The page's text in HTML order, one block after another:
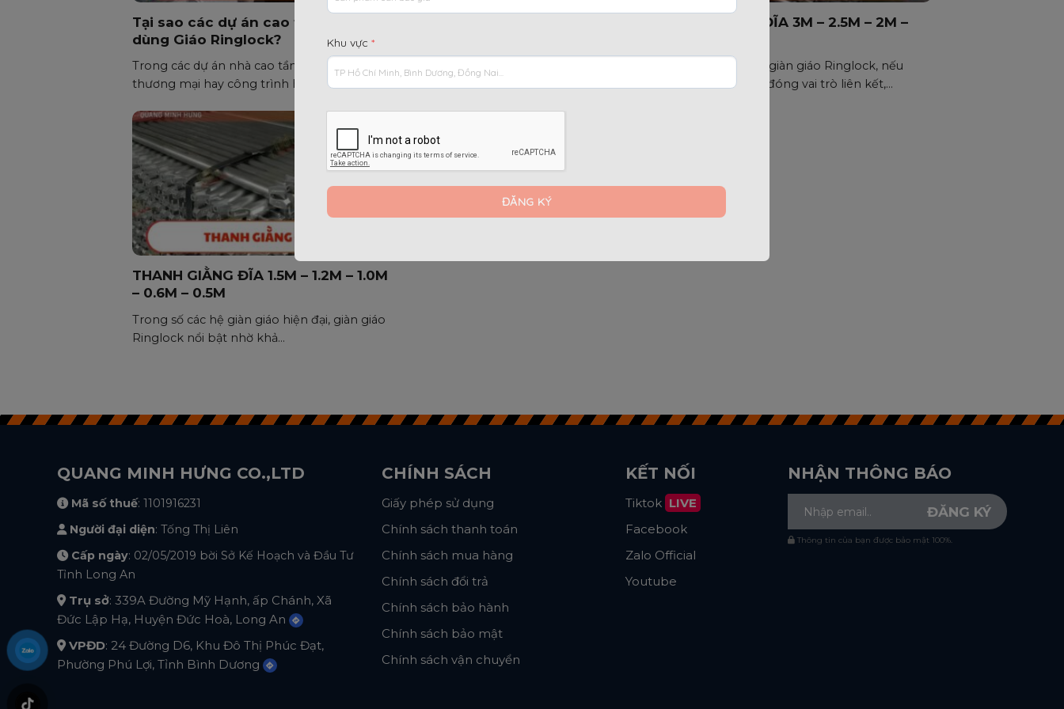
Tại sao các dự án cao tầng thường
dùng Giáo Ringlock?
Trong các dự án nhà cao tầng, trung tâm
thương mại hay công trình hạ...
chống đứng đóng vai trò là...
CÂY CHỐNG ĐĨA 3M – 2.5M – 2M –
Trong hệ thống giàn giáo Ringlock, nếu
thanh giằng đĩa đóng vai trò liên kết,...
THANH GIẰNG ĐĨA 1.5M – 1.2M – 1.0M
– 0.6M – 0.5M
Trong số các hệ giàn giáo hiện đại, giàn giáo
Ringlock nổi bật nhờ khả...
QUANG MINH HƯNG CO.,LTD
Mã số thuế: 1101916231
Người đại diện: Tống Thị Liên
Cấp ngày: 02/05/2019 bời Sở Kế Hoạch và Đầu Tư
Tỉnh Long An
Trụ sở: 339A Đường Mỹ Hạnh, ấp Chánh, Xã
Đức Lập Hạ, Huyện Đức Hoà, Long An
VPĐD: 24 Đường D6, Khu Đô Thị Phúc Đạt,
Phường Phú Lợi, Tỉnh Bình Dương
CHÍNH SÁCH
Giấy phép sử dụng
Chính sách thanh toán
Chính sách mua hàng
Chính sách đổi trả
Chính sách bảo hành
Chính sách bảo mật
Chính sách vận chuyển
KẾT NỐI
Tiktok LIVE
Facebook
Zalo Official
Youtube
NHẬN THÔNG BÁO
Thông tin của bạn được bảo mật 100%.
Khu vực *